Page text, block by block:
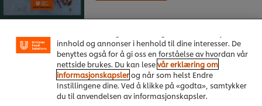
Cafékonsept
hos oss. Informasjonskapsler muliggjør noen
funksjoner som å dele på sosiale plattformer
innhold og annonser i henhold til dine interesser. De
benyttes også for å gi oss en forståelse av hvordan vår
nettside brukes. Du kan lesevår erklæring om
informasjonskapslerog når som helst Endre
Instillingene dine. Ved å klikke på «godta», samtykker
du til anvendelsen av informasjonskapsler.